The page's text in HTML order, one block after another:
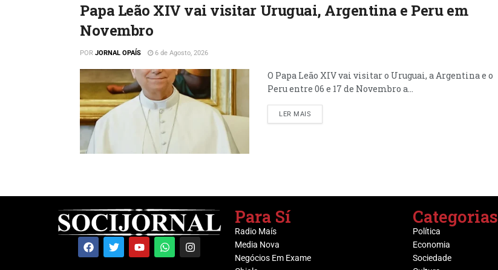
Papa Leão XIV vai visitar Uruguai, Argentina e Peru em
Novembro
POR JORNAL OPAÍS 6 de Agosto, 2026
O Papa Leão XIV vai visitar o Uruguai, a Argentina e o
Peru entre 06 e 17 de Novembro a...
LER MAIS
Para Sí
Radio Maís
Media Nova
Negócios Em Exame
Categorias
Política
Economia
Sociedade